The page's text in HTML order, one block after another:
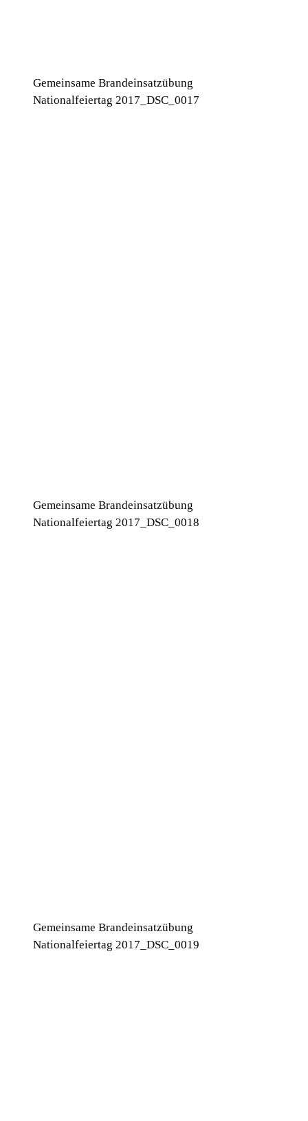
Gemeinsame Brandeinsatzübung
Nationalfeiertag 2017_DSC_0017
Gemeinsame Brandeinsatzübung
Nationalfeiertag 2017_DSC_0018
Gemeinsame Brandeinsatzübung
Nationalfeiertag 2017_DSC_0019